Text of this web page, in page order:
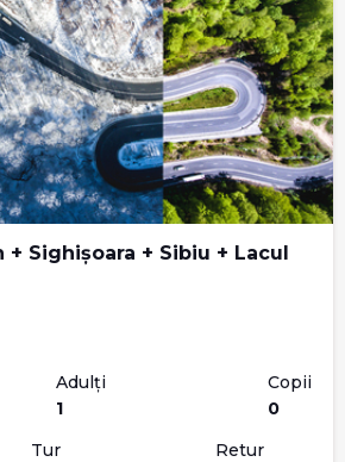
+ Sighișoara + Sibiu + Lacul
Adulți
1
Copii
0
Tur
Retur